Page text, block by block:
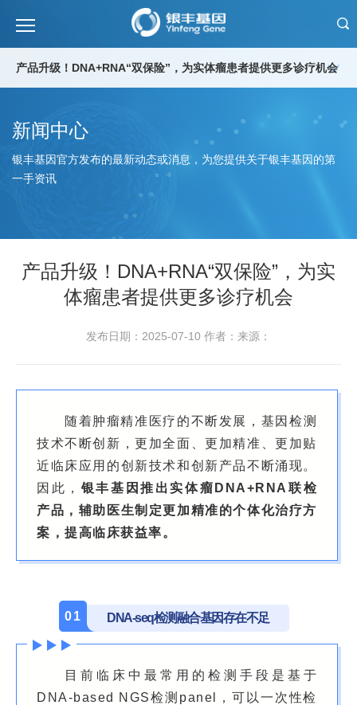
新闻中心
银丰基因官方发布的最新动态或消息，为您提供关于银丰基因的第
一手资讯
产品升级！DNA+RNA“双保险”，为实体瘤患者提供更多诊疗机会
产品升级！DNA+RNA“双保险”，为实
体瘤患者提供更多诊疗机会
发布日期：2025-07-10 作者： 来源：
随着肿瘤精准医疗的不断发展，基因检测
技术不断创新，更加全面、更加精准、更加贴
近临床应用的创新技术和创新产品不断涌现。
因此， 银丰基因推出实体瘤DNA+RNA联检
产品，辅助医生制定更加精准的个体化治疗方
案，提高临床获益率。
01 DNA-seq检测融合基因存在不足
目前临床中最常用的检测手段是基于
DNA-based NGS检测panel，可以一次性检